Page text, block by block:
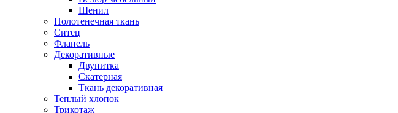
Шенил
Полотенечная ткань
Ситец
Фланель
Декоративные
Двунитка
Скатерная
Ткань декоративная
Теплый хлопок
Трикотаж